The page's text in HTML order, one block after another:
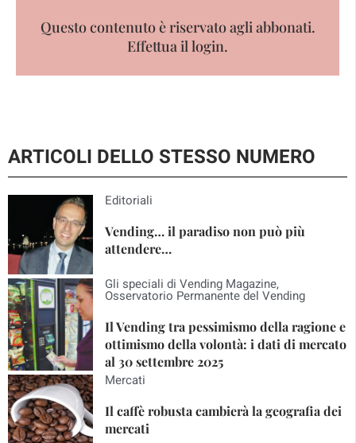
Questo contenuto è riservato agli abbonati.
Effettua il login.
ARTICOLI DELLO STESSO NUMERO
Editoriali
Vending… il paradiso non può più
attendere…
Gli speciali di Vending Magazine,
Osservatorio Permanente del Vending
Il Vending tra pessimismo della ragione e
ottimismo della volontà: i dati di mercato
al 30 settembre 2025
Mercati
Il caffè robusta cambierà la geografia dei
mercati